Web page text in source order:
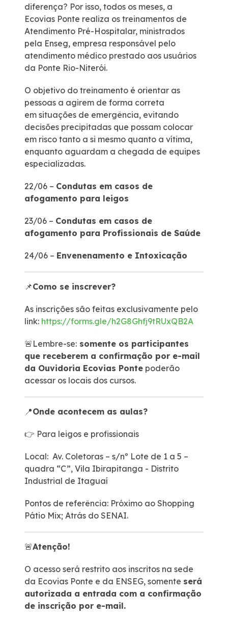
Atendimento
Ouvidoria
Fale Conosco
Dúvidas
Fornecedores
Trabalhe Conosco
Estatísticas de tráfego e acidentes
diferença? Por isso, todos os meses, a
Ecovias Ponte realiza os treinamentos de
Atendimento Pré-Hospitalar, ministrados
pela Enseg, empresa responsável pelo
atendimento médico prestado aos usuários
da Ponte Rio-Niterói.
O objetivo do treinamento é orientar as
pessoas a agirem de forma correta
em situações de emergência, evitando
decisões precipitadas que possam colocar
em risco tanto a si mesmo quanto a vítima,
enquanto aguardam a chegada de equipes
especializadas.
22/06 – Condutas em casos de
afogamento para leigos
23/06 – Condutas em casos de
afogamento para Profissionais de Saúde
24/06 – Envenenamento e Intoxicação
📌Como se inscrever?
As inscrições são feitas exclusivamente pelo
link: https://forms.gle/h2G8Ghfj9tRUxQB2A
🚨Lembre-se: somente os participantes
que receberem a confirmação por e-mail
da Ouvidoria Ecovias Ponte poderão
acessar os locais dos cursos.
📍Onde acontecem as aulas?
👉 Para leigos e profissionais
Local: Av. Coletoras – s/nº Lote de 1 a 5 –
quadra “C”, Vila Ibirapitanga - Distrito
Industrial de Itaguaí
Pontos de referência: Próximo ao Shopping
Pátio Mix; Atrás do SENAI.
🚨Atenção!
O acesso será restrito aos inscritos na sede
da Ecovias Ponte e da ENSEG, somente será
autorizada a entrada com a confirmação
de inscrição por e-mail.